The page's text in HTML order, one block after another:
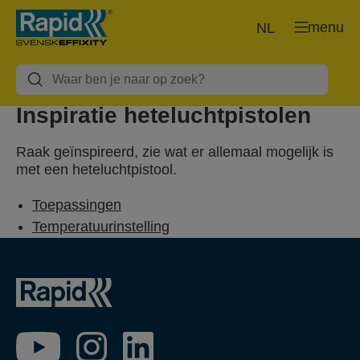
menu
NL
Inspiratie heteluchtpistolen
Raak geïnspireerd, zie wat er allemaal mogelijk is
met een heteluchtpistool.
Toepassingen
Temperatuurinstelling